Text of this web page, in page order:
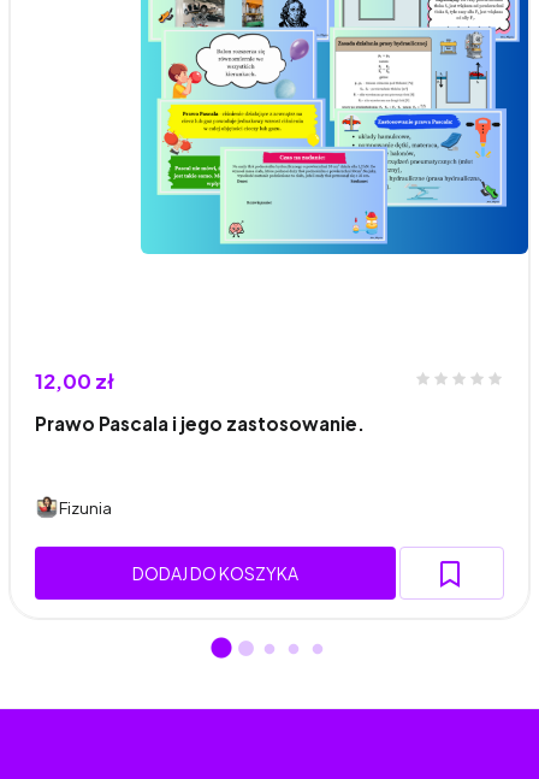
12,00 zł
Prawo Pascala i jego zastosowanie.
Fizunia
DODAJ DO KOSZYKA